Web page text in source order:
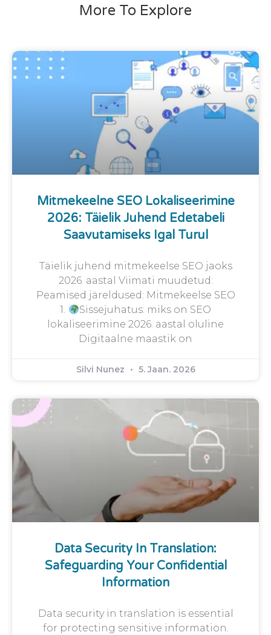
More To Explore
Mitmekeelne SEO Lokaliseerimine
2026: Täielik Juhend Edetabeli
Saavutamiseks Igal Turul
Täielik juhend mitmekeelse SEO jaoks
2026. aastal Viimati muudetud:
Peamised järeldused: Mitmekeelse SEO
1.
Sissejuhatus: miks on SEO
lokaliseerimine 2026. aastal oluline
Digitaalne maastik on
Silvi Nunez 5. Jaan. 2026
Data Security In Translation:
Safeguarding Your Confidential
Information
Data security in translation is essential
for protecting sensitive information.